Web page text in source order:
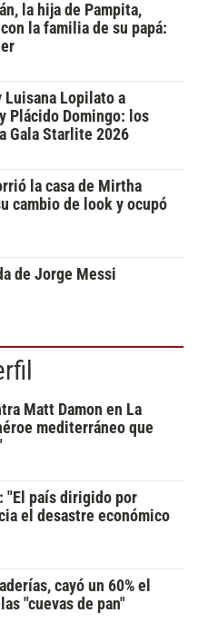
la hija de Pampita,
la familia de su papá:
Luisana Lopilato a
Plácido Domingo: los
Gala Starlite 2026
la casa de Mirtha
cambio de look y ocupó
de Jorge Messi
Matt Damon en La
mediterráneo que
"El país dirigido por
el desastre económico
cayó un 60% el
"cuevas de pan"